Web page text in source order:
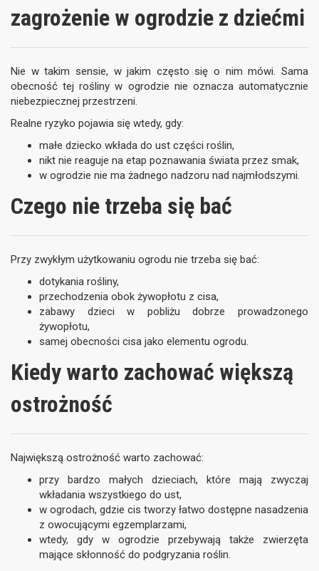
zagrożenie w ogrodzie z dziećmi
Nie w takim sensie, w jakim często się o nim mówi. Sama
obecność tej rośliny w ogrodzie nie oznacza automatycznie
niebezpiecznej przestrzeni.
Realne ryzyko pojawia się wtedy, gdy:
małe dziecko wkłada do ust części roślin,
nikt nie reaguje na etap poznawania świata przez smak,
w ogrodzie nie ma żadnego nadzoru nad najmłodszymi.
Czego nie trzeba się bać
Przy zwykłym użytkowaniu ogrodu nie trzeba się bać:
dotykania rośliny,
przechodzenia obok żywopłotu z cisa,
zabawy dzieci w pobliżu dobrze prowadzonego
żywopłotu,
samej obecności cisa jako elementu ogrodu.
Kiedy warto zachować większą
ostrożność
Największą ostrożność warto zachować:
przy bardzo małych dzieciach, które mają zwyczaj
wkładania wszystkiego do ust,
w ogrodach, gdzie cis tworzy łatwo dostępne nasadzenia
z owocującymi egzemplarzami,
wtedy, gdy w ogrodzie przebywają także zwierzęta
mające skłonność do podgryzania roślin.